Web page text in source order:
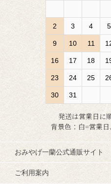
2 3 4 5
9 10 11
16 17 18
23 24 25
30 31
発送は営業日に
背景色：白=営業
おみやげ一蘭公式通販サイト
ご利用案内